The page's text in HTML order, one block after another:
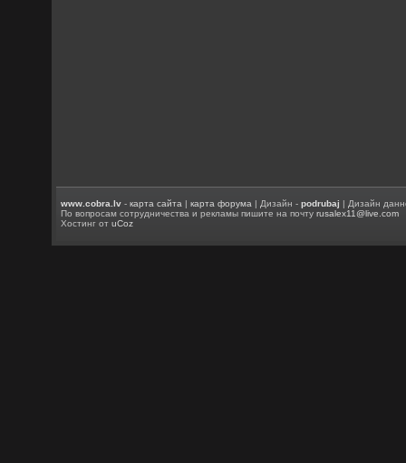
www.cobra.lv -карта сайта |карта форума | Дизайн -podrubaj | Дизайн
По вопросам сотрудничества и рекламы пишите на почтуrusalex11@live.com
Хостинг отuCoz